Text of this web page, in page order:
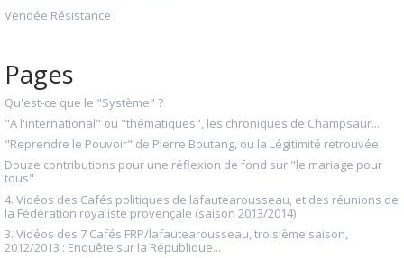
Vendée Résistance !
Pages
Qu'est-ce que le "Système" ?
"A l'international" ou "thématiques", les chroniques de Champsaur...
"Reprendre le Pouvoir" de Pierre Boutang, ou la Légitimité retrouvée
Douze contributions pour une réflexion de fond sur "le mariage pour
tous"
4. Vidéos des Cafés politiques de lafautearousseau, et des réunions de
la Fédération royaliste provençale (saison 2013/2014)
3. Vidéos des 7 Cafés FRP/lafautearousseau, troisième saison,
2012/2013 : Enquête sur la République...